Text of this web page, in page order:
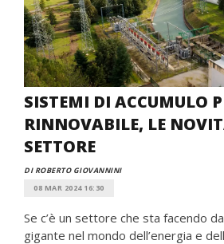
SISTEMI DI ACCUMULO
RINNOVABILE, LE
SETTORE
DI ROBERTO GIOVANNINI
08 MAR 2024 16:30
Se c’è un settore che sta facendo
gigante nel mondo dell’energia e